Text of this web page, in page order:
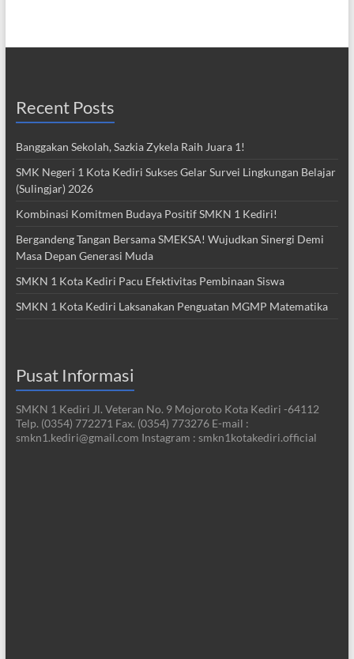
Recent Posts
Banggakan Sekolah, Sazkia Zykela Raih Juara 1!
SMK Negeri 1 Kota Kediri Sukses Gelar Survei Lingkungan Belajar
(Sulingjar) 2026
Kombinasi Komitmen Budaya Positif SMKN 1 Kediri!
Bergandeng Tangan Bersama SMEKSA! Wujudkan Sinergi Demi
Masa Depan Generasi Muda
SMKN 1 Kota Kediri Pacu Efektivitas Pembinaan Siswa
SMKN 1 Kota Kediri Laksanakan Penguatan MGMP Matematika
Pusat Informasi
SMKN 1 Kediri Jl. Veteran No. 9 Mojoroto Kota Kediri -64112
Telp. (0354) 772271 Fax. (0354) 773276 E-mail :
smkn1.kediri@gmail.com Instagram : smkn1kotakediri.official